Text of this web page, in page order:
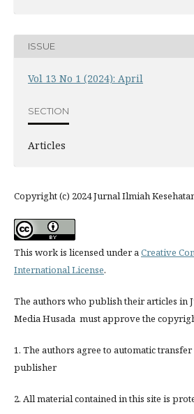
ISSUE
Vol 13 No 1 (2024): April
SECTION
Articles
Copyright (c) 2024 Jurnal Ilmiah
This work is licensed under a Creative
International License.
The authors who publish their articles in
Media Husada must approve the
1. The authors agree to automatic
publisher
2. All material contained in this site is